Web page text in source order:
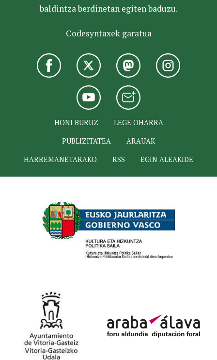
baldintza berdinetan egiten baduzu.
Codesyntaxek garatua
HONI BURUZ
LEGE OHARRA
PUBLIZITATEA
ARAUAK
HARREMANETARAKO
RSS EGIN ALEAKIDE